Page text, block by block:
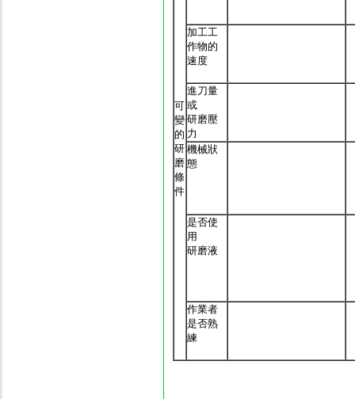
可
變
的
研
磨
條
件
加工工
作物的
速度
進刀量
或
研磨壓
力
機械狀
態
是否使
用
研磨液
作業者
是否熟
練